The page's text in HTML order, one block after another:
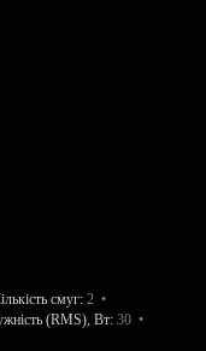
смуг 2
(RMS), Вт 30